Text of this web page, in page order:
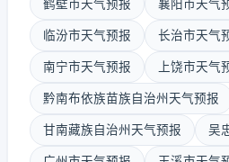
鹤壁市天气预报 襄阳市天气
临汾市天气预报 长治市天气
南宁市天气预报 上饶市天气
黔南布依族苗族自治州天气预报
甘南藏族自治州天气预报 吴